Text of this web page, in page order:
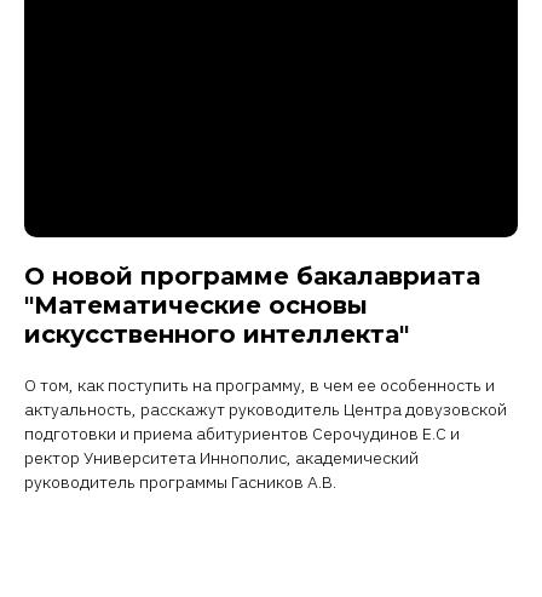
О новой программе бакалавриата
"Математические основы
искусственного интеллекта"
О том, как поступить на программу, в чем ее особенность и
актуальность, расскажут руководитель Центра довузовской
подготовки и приема абитуриентов Серочудинов Е.С и
ректор Университета Иннополис, академический
руководитель программы Гасников А.В.